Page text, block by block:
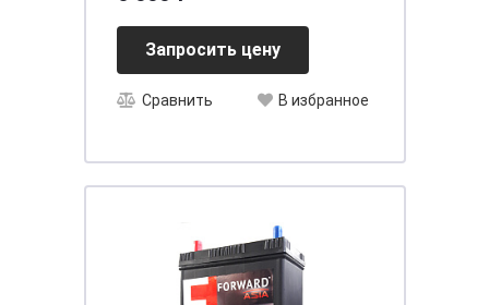
Запросить цену
Сравнить В избранное